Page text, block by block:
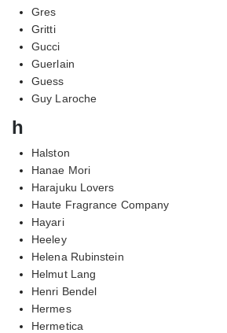
Gres
Gritti
Gucci
Guerlain
Guess
Guy Laroche
h
Halston
Hanae Mori
Harajuku Lovers
Haute Fragrance Company
Hayari
Heeley
Helena Rubinstein
Helmut Lang
Henri Bendel
Hermes
Hermetica